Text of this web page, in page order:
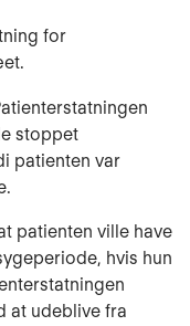
for
stoppet
patienten var
patienten ville have
hvis hun
at udeblive fra